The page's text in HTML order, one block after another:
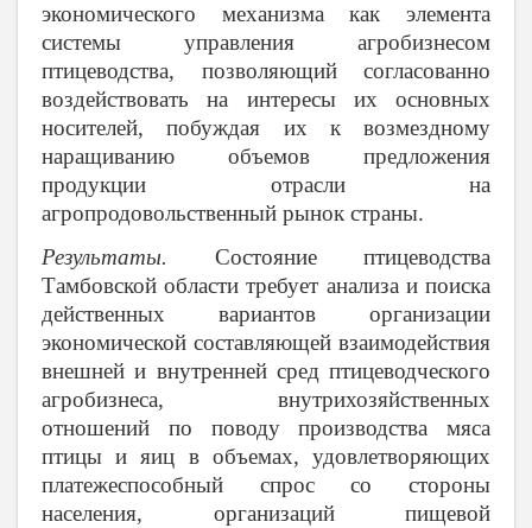
экономического механизма как элемента
системы управления агробизнесом
птицеводства, позволяющий согласованно
воздействовать на интересы их основных
носителей, побуждая их к возмездному
наращиванию объемов предложения
продукции отрасли на
агропродовольственный рынок страны.
Результаты. Состояние птицеводства
Тамбовской области требует анализа и поиска
действенных вариантов организации
экономической составляющей взаимодействия
внешней и внутренней сред птицеводческого
агробизнеса, внутрихозяйственных
отношений по поводу производства мяса
птицы и яиц в объемах, удовлетворяющих
платежеспособный спрос со стороны
населения, организаций пищевой